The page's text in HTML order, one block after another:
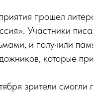
прошел
Участники
и получили
которые
зрители смогли